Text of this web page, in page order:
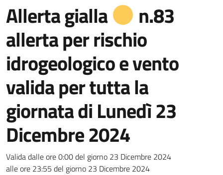
Allerta gialla n.83
allerta per rischio
idrogeologico e vento
valida per tutta la
giornata di Lunedì 23
Dicembre 2024
Dettagli della notizia
Valida dalle ore 0:00 del giorno 23 Dicembre 2024
alle ore 23:55 del giorno 23 Dicembre 2024